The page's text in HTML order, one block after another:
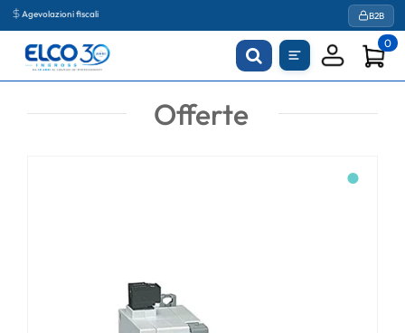
Agevolazioni fiscali B2B
0
Offerte
●